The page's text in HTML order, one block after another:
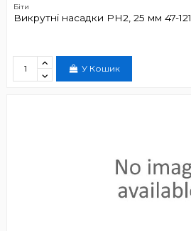
Біти
Викрутні насадки PH2, 25 мм 47-121
У Кошик